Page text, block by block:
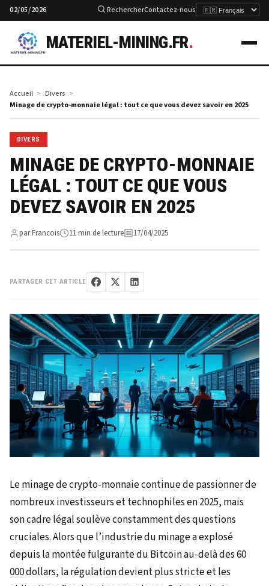
02/05/2026 RechercherContactez-nous
MATERIEL-MINING.FR.
Accueil
Divers
Minage de crypto-monnaie légal : tout ce que vous devez savoir en 2025
DIVERS
MINAGE DE CRYPTO-MONNAIE
LÉGAL : TOUT CE QUE VOUS
DEVEZ SAVOIR EN 2025
par Francois 11 min de lecture 17/04/2025
PARTAGER CET ARTICLE
Le minage de crypto-monnaie continue de passionner de
nombreux investisseurs et technophiles en 2025, mais
son cadre légal soulève constamment des questions
cruciales. Alors que l’industrie du minage a explosé
depuis la montée fulgurante du Bitcoin au-delà des 60
000 dollars, la régulation devient plus stricte et les